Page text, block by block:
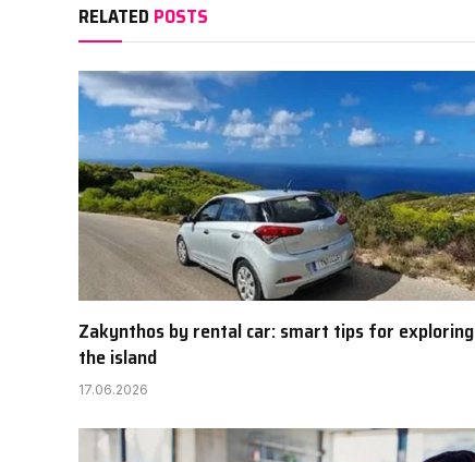
RELATED POSTS
Zakynthos by rental car: smart tips for exploring
the island
17.06.2026